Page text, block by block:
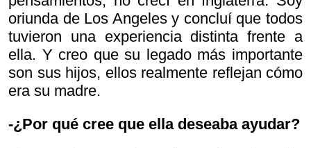
oriunda de Los Angeles y concluí que todos
tuvieron una experiencia distinta frente a
ella. Y creo que su legado más importante
son sus hijos, ellos realmente reflejan cómo
era su madre.
-¿Por qué cree que ella deseaba ayudar?